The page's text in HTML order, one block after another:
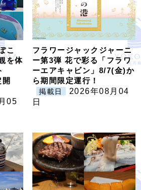
こ
を体
05
フラワージャックジャーニ
ー第3弾 花で彩る「フラワ
ーエアキャビン」8/7(金)か
ら期間限定運行！
掲載日
2026年08月04
日